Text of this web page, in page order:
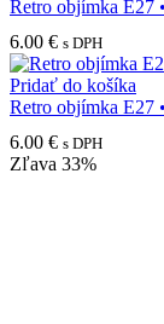
Retro objímka E27
6.00 € s DPH
Pridať do košíka
Retro objímka E27
6.00 € s DPH
Zľava 33%